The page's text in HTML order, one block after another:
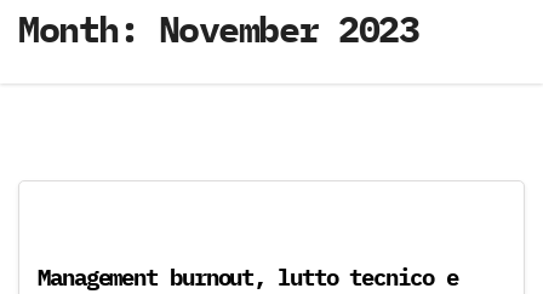
Month: November 2023
Management burnout, lutto tecnico e